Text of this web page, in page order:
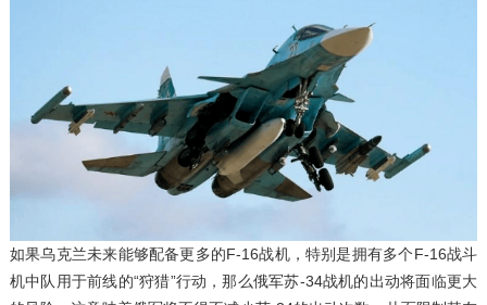
如果乌克兰未来能够配备更多的F-16战机，特别是拥有多个F-16战斗
机中队用于前线的“狩猎”行动，那么俄军苏-34战机的出动将面临更大